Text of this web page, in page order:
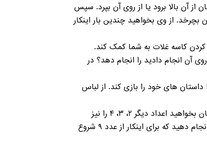
از آن بالا برود یا از روی آن بپرد. سپس
از وی بخواهید چندین بار اینکار
کردن کاسه غلات به شما کمک کند.
آن انجام دادید را انجام دهد؟ در
های خود را بازی کند. از لباس
۷. وقتی در ماشین یا اتوبوس هستید، بازی «شمارش اعداد» را انجام دهید. با یک عدد آشنا مانند یک شروع کنید. حالا از کودکتان بخواهید اعداد دیگر ۲، ۳، ۴ را نیز
شمارش کند تا به عدد ده برسد. وقتی شمارش اعداد را رو به بالا انجام داد حالا می‌توانید شمارش معکوس رو به پایین را با هم انجام دهید که برای اینکار از عدد ٩‏ شروع